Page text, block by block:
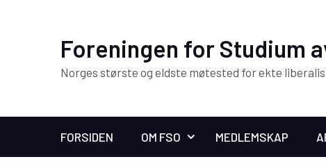
Foreningen for Studium
Norges største og eldste møtested for ekte
FORSIDEN OM FSO MEDLEMSKAP